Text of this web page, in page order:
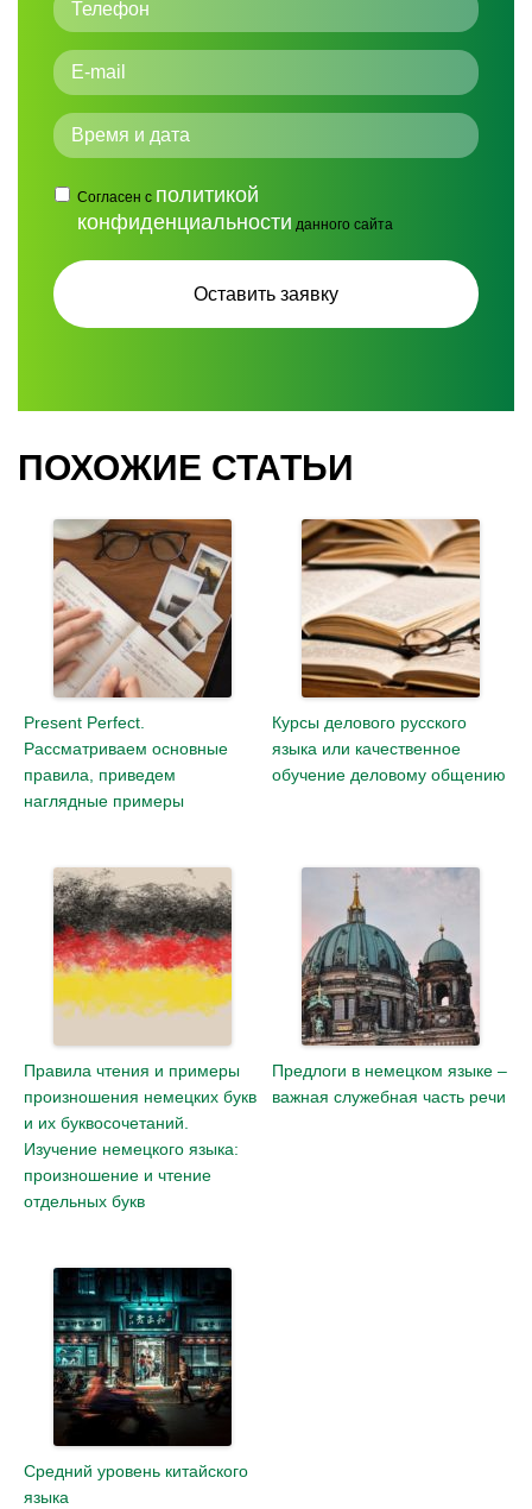
Согласен с политикой
конфиденциальности данного сайта
ПОХОЖИЕ СТАТЬИ
Present Perfect.
Рассматриваем основные
правила, приведем
наглядные примеры
Курсы делового русского
языка или качественное
обучение деловому общению
Правила чтения и примеры
произношения немецких букв
и их буквосочетаний.
Изучение немецкого языка:
произношение и чтение
отдельных букв
Предлоги в немецком языке –
важная служебная часть речи
Средний уровень китайского
языка